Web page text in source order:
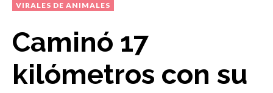
VIRALES DE ANIMALES
Caminó 17
kilómetros con su